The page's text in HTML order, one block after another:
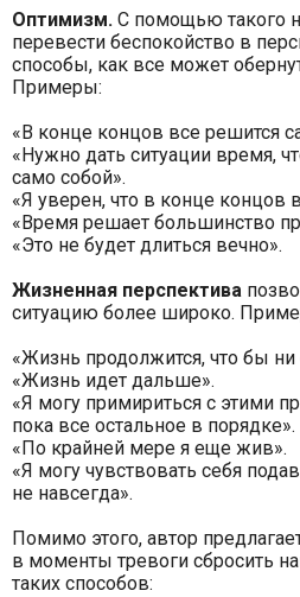
Оптимизм. С помощью такого
перевести беспокойство в
способы, как все может
Примеры:
«В конце концов все решится
«Нужно дать ситуации время,
само собой».
«Я уверен, что в конце концов
«Время решает большинство
«Это не будет длиться вечно».
Жизненная перспектива
ситуацию более широко.
«Жизнь продолжится, что бы ни
«Жизнь идет дальше».
«Я могу примириться с этими
пока все остальное в порядке».
«По крайней мере я еще жив».
«Я могу чувствовать себя
не навсегда».
Помимо этого, автор
в моменты тревоги сбросить
таких способов: